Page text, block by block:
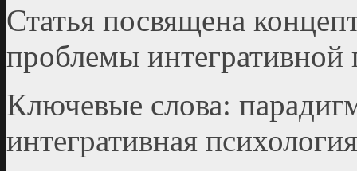
Статья посвящена
проблемы интегративной
Ключевые слова:
интегративная